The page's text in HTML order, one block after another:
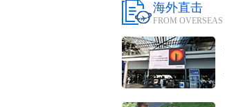
海外直击
FROM OVERSEAS